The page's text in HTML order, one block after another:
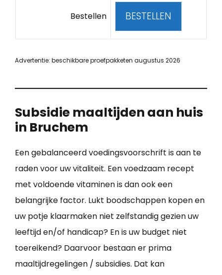
Bestellen BESTELLEN
Advertentie: beschikbare proefpakketen augustus 2026
Subsidie maaltijden aan huis
in Bruchem
Een gebalanceerd voedingsvoorschrift is aan te
raden voor uw vitaliteit. Een voedzaam recept
met voldoende vitaminen is dan ook een
belangrijke factor. Lukt boodschappen kopen en
uw potje klaarmaken niet zelfstandig gezien uw
leeftijd en/of handicap? En is uw budget niet
toereikend? Daarvoor bestaan er prima
maaltijdregelingen / subsidies. Dat kan